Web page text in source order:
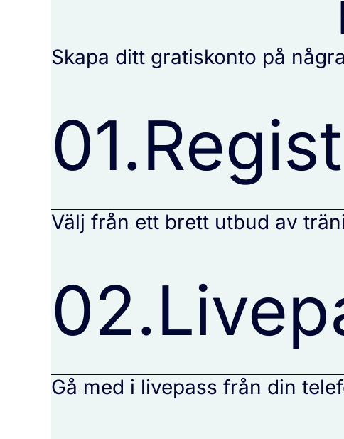
Skapa ditt gratiskonto på
01.
Välj från ett brett utbud av
02.
Gå med i livepass från din